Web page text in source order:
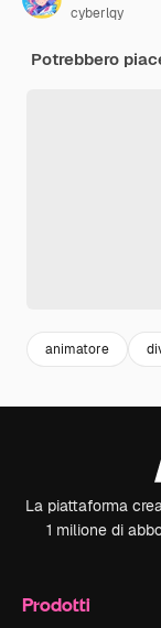
cyberlqy
Potrebbero
animatore
La piattaforma
1 milione di
Prodotti